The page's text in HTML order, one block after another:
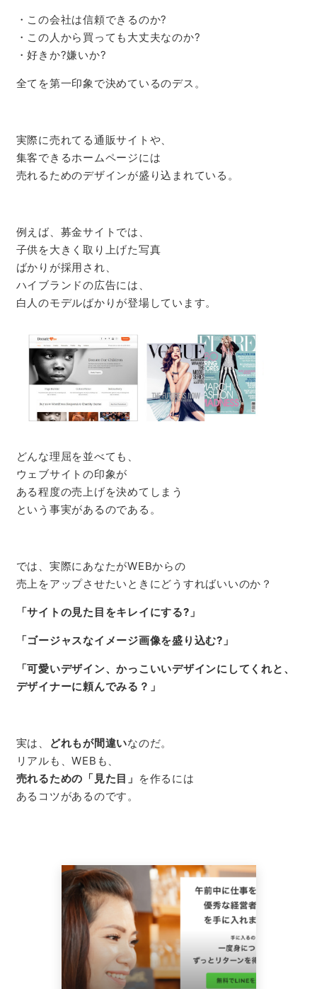
・この会社は信頼できるのか?
・この人から買っても大丈夫なのか?
・好きか?嫌いか?
全てを第一印象で決めているのデス。
実際に売れてる通販サイトや、
集客できるホームページには
売れるためのデザインが盛り込まれている。
例えば、募金サイトでは、
子供を大きく取り上げた写真
ばかりが採用され、
ハイブランドの広告には、
白人のモデルばかりが登場しています。
どんな理屈を並べても、
ウェブサイトの印象が
ある程度の売上げを決めてしまう
という事実があるのである。
では、実際にあなたがWEBからの
売上をアップさせたいときにどうすればいいのか？
「サイトの見た目をキレイにする?」
「ゴージャスなイメージ画像を盛り込む?」
「可愛いデザイン、かっこいいデザインにしてくれと、
デザイナーに頼んでみる？」
実は、 どれもが間違いなのだ。
リアルも、WEBも、
売れるための「見た目」 を作るには
あるコツがあるのです。